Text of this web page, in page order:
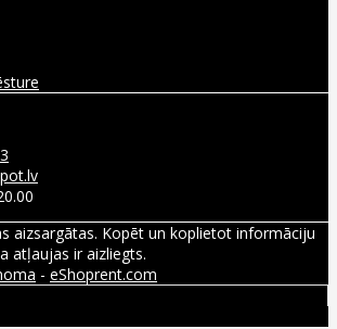
aizsargātas. Kopēt un koplietot informāciju
atļaujas ir aizliegts.
- eShoprent.com